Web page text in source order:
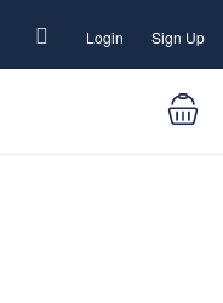
Login Sign Up